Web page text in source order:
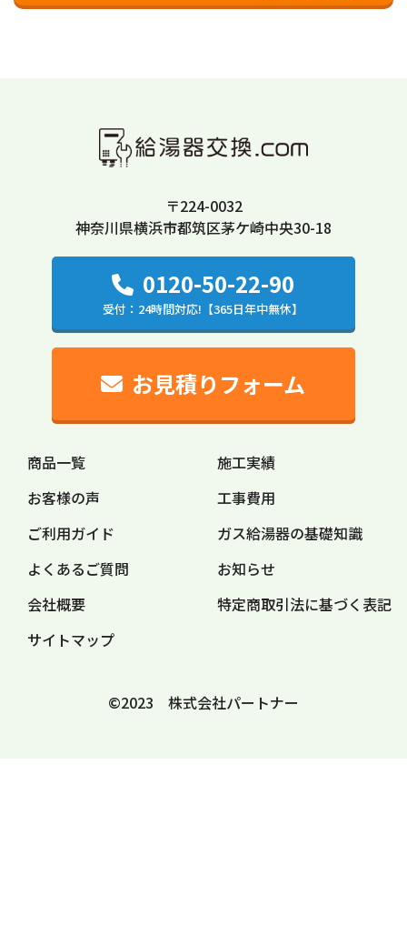
〒224-0032
神奈川県横浜市都筑区茅ケ崎中央30-18
0120-50-22-90
受付：24時間対応!【365日年中無休】
お見積りフォーム
商品一覧
施工実績
お客様の声
工事費用
ご利用ガイド
ガス給湯器の基礎知識
よくあるご質問
お知らせ
会社概要
特定商取引法に基づく表記
サイトマップ
©2023 株式会社パートナー